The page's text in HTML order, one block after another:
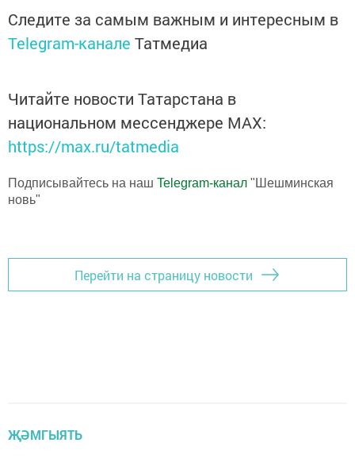
Следите за самым важным и интересным в
Telegram-канале Татмедиа
Читайте новости Татарстана в
национальном мессенджере MАХ:
https://max.ru/tatmedia
Подписывайтесь на наш Telegram-канал "Шешминская
новь"
Перейти на страницу новости
ҖӘМГЫЯТЬ